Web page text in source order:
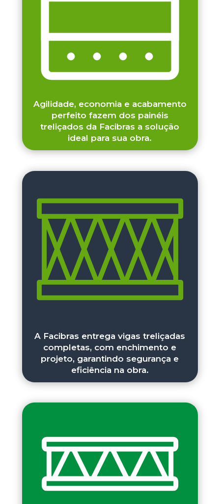
Agilidade, economia e acabamento
perfeito fazem dos painéis
treliçados da Facibras a solução
ideal para sua obra.
A Facibras entrega vigas treliçadas
completas, com enchimento e
projeto, garantindo segurança e
eficiência na obra.